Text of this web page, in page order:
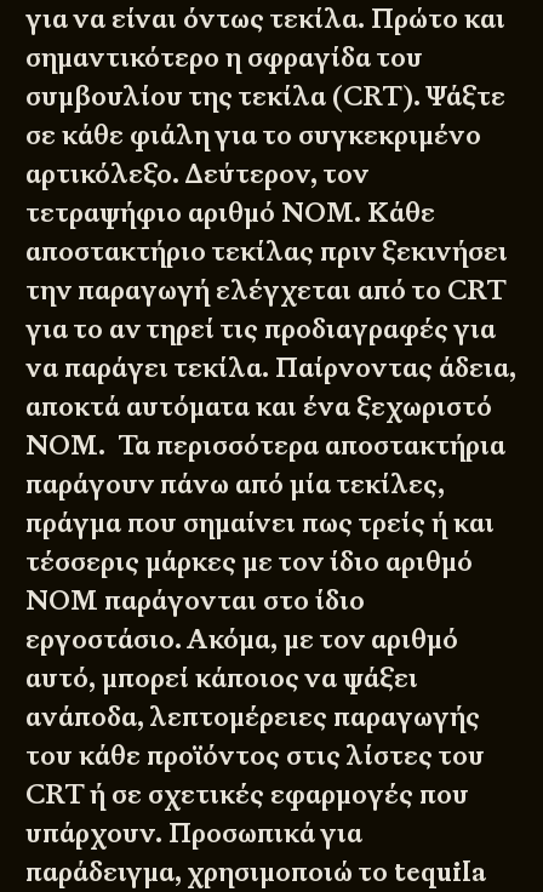
για να είναι όντως τεκίλα. Πρώτο και
σημαντικότερο η σφραγίδα του
συμβουλίου της τεκίλα (CRT). Ψάξτε
σε κάθε φιάλη για το συγκεκριμένο
αρτικόλεξο. Δεύτερον, τον
τετραψήφιο αριθμό NOM. Κάθε
αποστακτήριο τεκίλας πριν ξεκινήσει
την παραγωγή ελέγχεται από το CRT
για το αν τηρεί τις προδιαγραφές για
να παράγει τεκίλα. Παίρνοντας άδεια,
αποκτά αυτόματα και ένα ξεχωριστό
NOM. Τα περισσότερα αποστακτήρια
παράγουν πάνω από μία τεκίλες,
πράγμα που σημαίνει πως τρείς ή και
τέσσερις μάρκες με τον ίδιο αριθμό
NOM παράγονται στο ίδιο
εργοστάσιο. Ακόμα, με τον αριθμό
αυτό, μπορεί κάποιος να ψάξει
ανάποδα, λεπτομέρειες παραγωγής
του κάθε προϊόντος στις λίστες του
CRT ή σε σχετικές εφαρμογές που
υπάρχουν. Προσωπικά για
παράδειγμα, χρησιμοποιώ το tequila